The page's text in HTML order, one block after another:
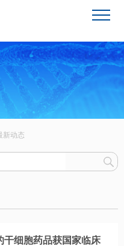
干细胞新闻
新动态
干细胞药品获国家临床